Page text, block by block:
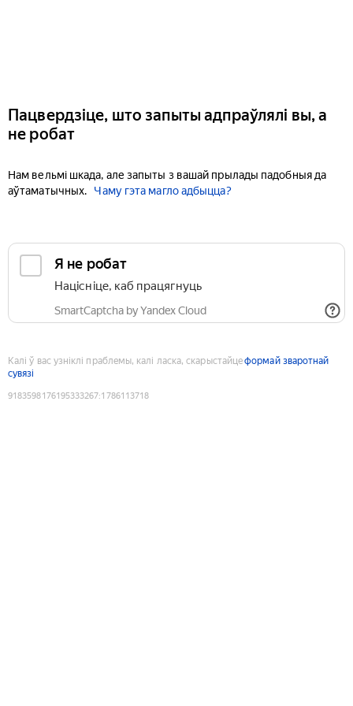
Пацвердзіце, што запыты адпраўлялі вы, а
не робат
Нам вельмі шкада, але запыты з вашай прылады падобныя да
аўтаматычных.
Чаму гэта магло адбыцца?
Я не робат
Націсніце, каб працягнуць
SmartCaptcha by Yandex Cloud
Калі ў вас узніклі праблемы, калі ласка, скарыстайцеформай зваротнай
сувязі
9183598176195333267:1786113718